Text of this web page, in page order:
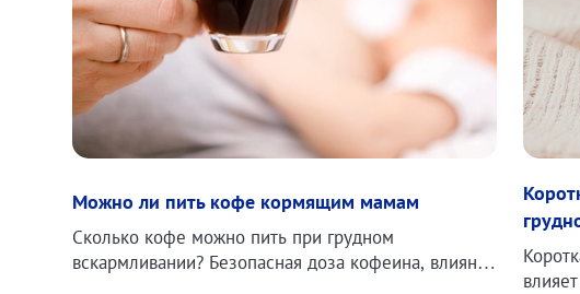
Можно ли пить кофе кормящим мамам
Сколько кофе можно пить при грудном
вскармливании? Безопасная доза кофеина, влияние